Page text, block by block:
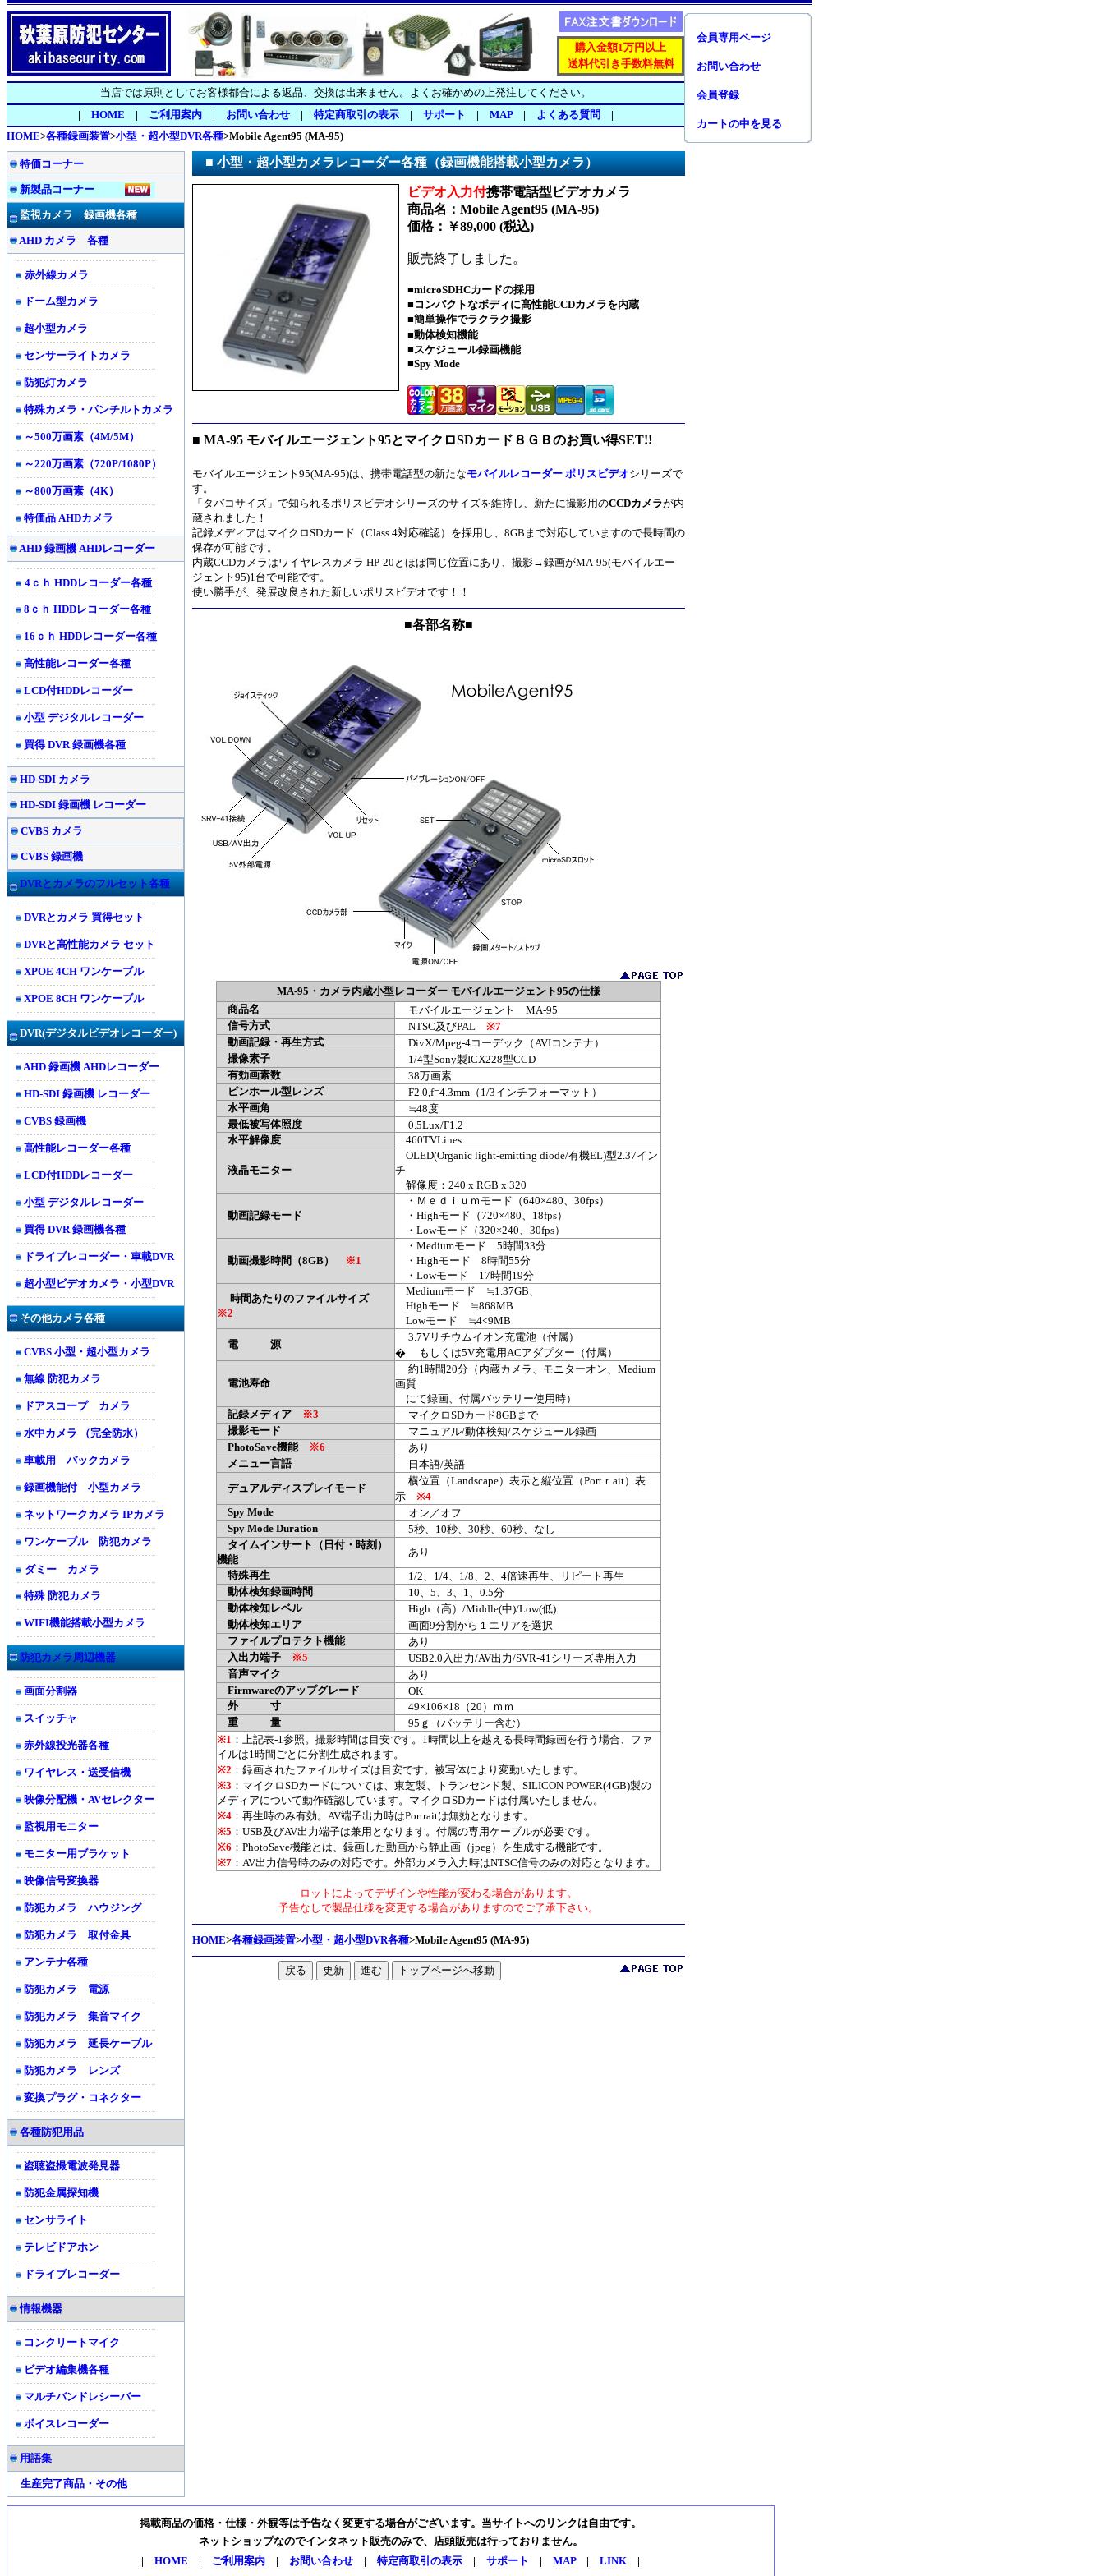
購入金額1万円以上
送料代引き手数料無料
当店では原則としてお客様都合による返品、交換は出来ません。よくお確かめの上発注してください。
| HOME | ご利用案内| お問い合わせ| 特定商取引の表示| サポート | MAP| よくある質問 |
HOME>各種録画装置>小型・超小型DVR各種>Mobile Agent95 (MA-95)
会員専用ページ
お問い合わせ
会員登録
カートの中を見る
特価コーナー
新製品コーナー
監視カメラ 録画機各種
AHD カメラ 各種
赤外線カメラ
ドーム型カメラ
超小型カメラ
センサーライトカメラ
防犯灯カメラ
特殊カメラ・パンチルトカメラ
～500万画素（4M/5M）
～220万画素（720P/1080P）
～800万画素（4K）
特価品 AHDカメラ
AHD 録画機 AHDレコーダー
4ｃｈ HDDレコーダー各種
8ｃｈ HDDレコーダー各種
16ｃｈ HDDレコーダー各種
高性能レコーダー各種
LCD付HDDレコーダー
小型 デジタルレコーダー
買得 DVR 録画機各種
HD-SDI カメラ
HD-SDI 録画機 レコーダー
CVBS カメラ
CVBS 録画機
DVRとカメラのフルセット各種
DVRとカメラ 買得セット
DVRと高性能カメラ セット
XPOE 4CH ワンケーブル
XPOE 8CH ワンケーブル
DVR(デジタルビデオレコーダー)
AHD 録画機 AHDレコーダー
HD-SDI 録画機 レコーダー
CVBS 録画機
高性能レコーダー各種
LCD付HDDレコーダー
小型 デジタルレコーダー
買得 DVR 録画機各種
ドライブレコーダー・車載DVR
超小型ビデオカメラ・小型DVR
その他カメラ各種
CVBS 小型・超小型カメラ
無線 防犯カメラ
ドアスコープ カメラ
水中カメラ （完全防水）
車載用 バックカメラ
録画機能付 小型カメラ
ネットワークカメラ IPカメラ
ワンケーブル 防犯カメラ
ダミー カメラ
特殊 防犯カメラ
WIFI機能搭載小型カメラ
防犯カメラ周辺機器
画面分割器
スイッチャ
赤外線投光器各種
ワイヤレス・送受信機
映像分配機・AVセレクター
監視用モニター
モニター用ブラケット
映像信号変換器
防犯カメラ ハウジング
防犯カメラ 取付金具
アンテナ各種
防犯カメラ 電源
防犯カメラ 集音マイク
防犯カメラ 延長ケーブル
防犯カメラ レンズ
変換プラグ・コネクター
各種防犯用品
盗聴盗撮電波発見器
防犯金属探知機
センサライト
テレビドアホン
ドライブレコーダー
情報機器
コンクリートマイク
ビデオ編集機各種
マルチバンドレシーバー
ボイスレコーダー
用語集
生産完了商品・その他
■ 小型・超小型カメラレコーダー各種（録画機能搭載小型カメラ）
ビデオ入力付携帯電話型ビデオカメラ
商品名：Mobile Agent95 (MA-95)
価格：￥89,000 (税込)
販売終了しました。
■microSDHCカードの採用
■ コンパクトなボディに高性能CCDカメラを内蔵
■簡単操作でラクラク撮影
■動体検知機能
■スケジュール録画機能
■Spy Mode
■ MA-95 モバイルエージェント95とマイクロSDカード８ＧＢのお買い得SET!!
モバイルエージェント95(MA-95)は、携帯電話型の新たなモバイルレコーダー ポリスビデオシリーズで
す。
「タバコサイズ」で知られるポリスビデオシリーズのサイズを維持し、新たに撮影用のCCDカメラが内
蔵されました！
記録メディアはマイクロSDカード（Class 4対応確認）を採用し、8GBまで対応していますので長時間の
保存が可能です。
内蔵CCDカメラはワイヤレスカメラ HP-20とほぼ同じ位置にあり、撮影→録画がMA-95(モバイルエー
ジェント95)1台で可能です。
使い勝手が、発展改良された新しいポリスビデオです！！
■各部名称■
MA-95・カメラ内蔵小型レコーダー モバイルエージェント95の仕様
商品名
モバイルエージェント MA-95
信号方式
NTSC及びPAL ※7
動画記録・再生方式
DivX/Mpeg-4コーデック（AVIコンテナ）
撮像素子
1/4型Sony製ICX228型CCD
有効画素数
38万画素
ピンホール型レンズ
F2.0,f=4.3mm（1/3インチフォーマット）
水平画角
≒48度
最低被写体照度
0.5Lux/F1.2
水平解像度
460TVLines
液晶モニター
OLED(Organic light-emitting diode/有機EL)型2.37イン
チ
解像度：240 x RGB x 320
動画記録モード
・Ｍｅｄｉｕｍモード（640×480、30fps）
・Highモード（720×480、18fps）
・Lowモード（320×240、30fps）
動画撮影時間（8GB） ※1
・Mediumモード 5時間33分
・Highモード 8時間55分
・Lowモード 17時間19分
時間あたりのファイルサイズ
※2
Mediumモード ≒1.37GB、
Highモード ≒868MB
Lowモード ≒4<9MB
電 源
3.7Vリチウムイオン充電池（付属）
� もしくは5V充電用ACアダプター（付属）
電池寿命
約1時間20分（内蔵カメラ、モニターオン、Medium
画質
にて録画、付属バッテリー使用時）
記録メディア
※3
マイクロSDカード8GBまで
撮影モード
マニュアル/動体検知/スケジュール録画
PhotoSave機能
※6
あり
メニュー言語
日本語/英語
デュアルディスプレイモード
横位置（Landscape）表示と縦位置（Portｒait）表
示 ※4
Spy Mode
オン／オフ
Spy Mode Duration
5秒、10秒、30秒、60秒、なし
タイムインサート（日付・時刻）
機能
あり
特殊再生
1/2、1/4、1/8、2、4倍速再生、リピート再生
動体検知録画時間
10、5、3、1、0.5分
動体検知レベル
High（高）/Middle(中)/Low(低)
動体検知エリア
画面9分割から１エリアを選択
ファイルプロテクト機能
あり
入出力端子
※5
USB2.0入出力/AV出力/SVR-41シリーズ専用入力
音声マイク
あり
Firmwareのアップグレード
OK
外 寸
49×106×18（20）ｍｍ
重 量
95ｇ（バッテリー含む）
※1 ：上記表-1参照。撮影時間は目安です。1時間以上を越える長時間録画を行う場合、ファ
イルは1時間ごとに分割生成されます。
※2 ：録画されたファイルサイズは目安です。被写体により変動いたします。
※3 ：マイクロSDカードについては、東芝製、トランセンド製、SILICON POWER(4GB)製の
メディアについて動作確認しています。マイクロSDカードは付属いたしません。
※4 ：再生時のみ有効。AV端子出力時はPortraitは無効となります。
※5 ：USB及びAV出力端子は兼用となります。付属の専用ケーブルが必要です。
※6 ：PhotoSave機能とは、録画した動画から静止画（jpeg）を生成する機能です。
※7 ：AV出力信号時のみの対応です。外部カメラ入力時はNTSC信号のみの対応となります。
ロットによってデザインや性能が変わる場合があります。
予告なしで製品仕様を変更する場合がありますのでご了承下さい。
HOME>各種録画装置>小型・超小型DVR各種>Mobile Agent95 (MA-95)
掲載商品の価格・仕様・外観等は予告なく変更する場合がございます。当サイトへのリンクは自由です。
ネットショップなのでインタネット販売のみで、店頭販売は行っておりません。
| HOME | ご利用案内 | お問い合わせ | 特定商取引の表示 | サポート | MAP| LINK |